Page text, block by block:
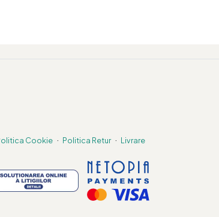
Cookie · Politica Retur · Livrare